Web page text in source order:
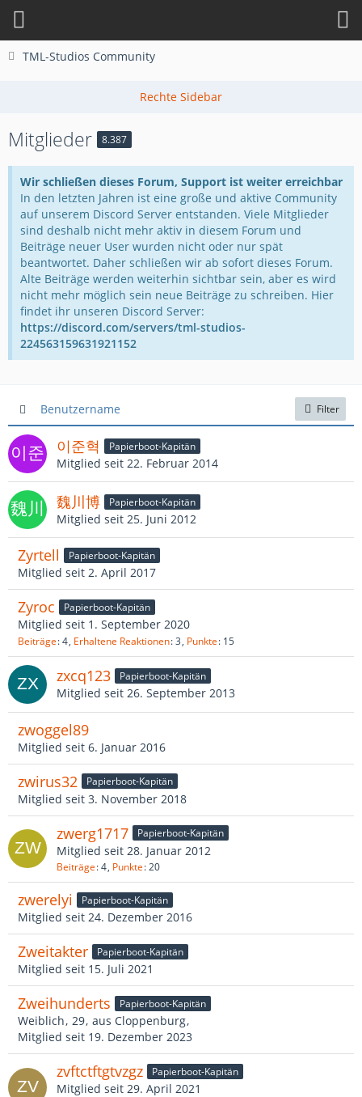
TML-Studios Community
Mitglieder 8.387
Wir schließen dieses Forum, Support ist weiter erreichbar
In den letzten Jahren ist eine große und aktive Community
auf unserem Discord Server entstanden. Viele Mitglieder
sind deshalb nicht mehr aktiv in diesem Forum und
Beiträge neuer User wurden nicht oder nur spät
beantwortet. Daher schließen wir ab sofort dieses Forum.
Alte Beiträge werden weiterhin sichtbar sein, aber es wird
nicht mehr möglich sein neue Beiträge zu schreiben. Hier
findet ihr unseren Discord Server:
https://discord.com/servers/tml-studios-
224563159631921152
Benutzername Filter
이준혁 Papierboot-Kapitän
Mitglied seit 22. Februar 2014
魏川博 Papierboot-Kapitän
Mitglied seit 25. Juni 2012
Zyrtell Papierboot-Kapitän
Mitglied seit 2. April 2017
Zyroc Papierboot-Kapitän
Mitglied seit 1. September 2020
Beiträge 4 Erhaltene Reaktionen 3 Punkte 15
zxcq123 Papierboot-Kapitän
Mitglied seit 26. September 2013
zwoggel89
Mitglied seit 6. Januar 2016
zwirus32 Papierboot-Kapitän
Mitglied seit 3. November 2018
zwerg1717 Papierboot-Kapitän
Mitglied seit 28. Januar 2012
Beiträge 4 Punkte 20
zwerelyi Papierboot-Kapitän
Mitglied seit 24. Dezember 2016
Zweitakter Papierboot-Kapitän
Mitglied seit 15. Juli 2021
Zweihunderts Papierboot-Kapitän
Weiblich 29 aus Cloppenburg
Mitglied seit 19. Dezember 2023
zvftctftgtvzgz Papierboot-Kapitän
Mitglied seit 29. April 2021